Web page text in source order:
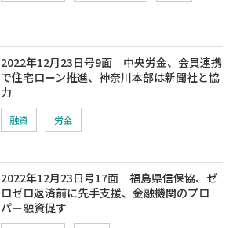
2022年12月23日号9面 中央労金、会員連携
で住宅ローン推進、神奈川本部は新聞社と協
力
融資 労金
2022年12月23日号17面 福島県信保協、ゼ
ロゼロ返済前に先手支援、金融機関のプロ
パー融資促す